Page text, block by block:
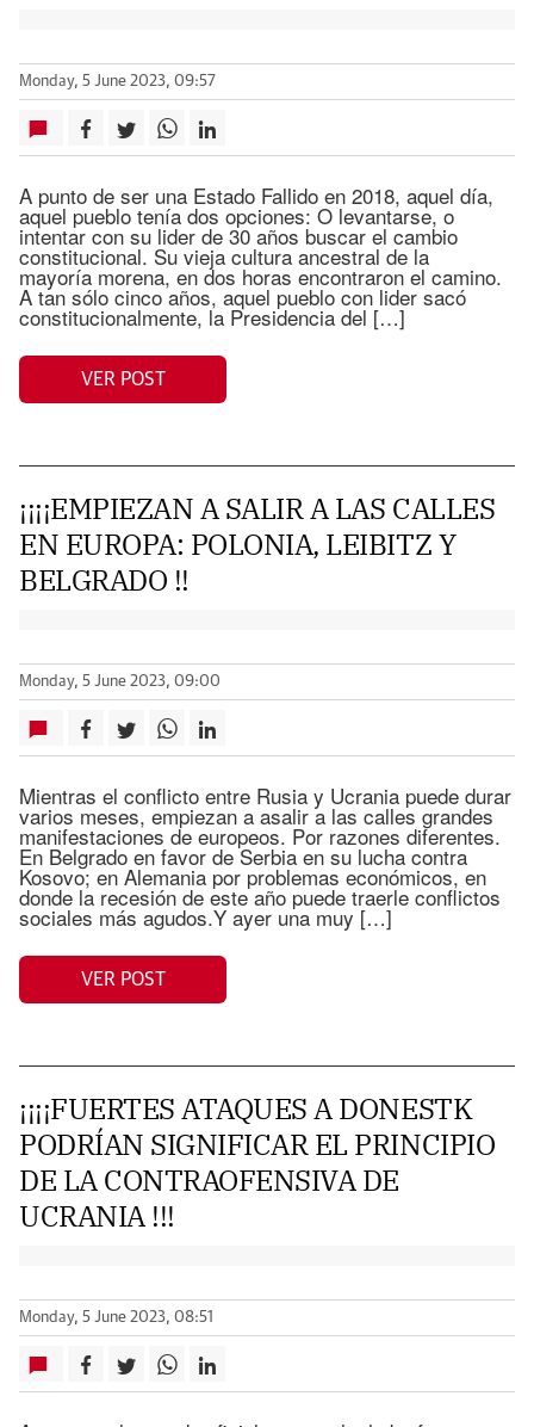
Monday, 5 June 2023, 09:57
A punto de ser una Estado Fallido en 2018, aquel día,
aquel pueblo tenía dos opciones: O levantarse, o
intentar con su lider de 30 años buscar el cambio
constitucional. Su vieja cultura ancestral de la
mayoría morena, en dos horas encontraron el camino.
A tan sólo cinco años, aquel pueblo con lider sacó
constitucionalmente, la Presidencia del […]
VER POST
¡¡¡¡EMPIEZAN A SALIR A LAS CALLES
EN EUROPA: POLONIA, LEIBITZ Y
BELGRADO !!
Monday, 5 June 2023, 09:00
Mientras el conflicto entre Rusia y Ucrania puede durar
varios meses, empiezan a asalir a las calles grandes
manifestaciones de europeos. Por razones diferentes.
En Belgrado en favor de Serbia en su lucha contra
Kosovo; en Alemania por problemas económicos, en
donde la recesión de este año puede traerle conflictos
sociales más agudos.Y ayer una muy […]
VER POST
¡¡¡¡FUERTES ATAQUES A DONESTK
PODRÍAN SIGNIFICAR EL PRINCIPIO
DE LA CONTRAOFENSIVA DE
UCRANIA !!!
Monday, 5 June 2023, 08:51